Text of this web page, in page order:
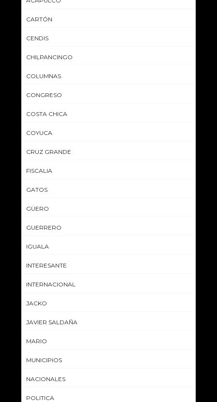
CARTÓN
CENDIS
CHILPANCINGO
COLUMNAS
CONGRESO
COSTA CHICA
COYUCA
CRUZ GRANDE
FISCALIA
GATOS
GÜERO
GUERRERO
IGUALA
INTERESANTE
INTERNACIONAL
JACKO
JAVIER SALDAÑA
MARIO
MUNICIPIOS
NACIONALES
POLITICA